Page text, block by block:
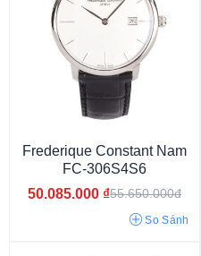
Mặt xanh dương Mặt
Mặt màu đen
Mặt màu
Mặt màu nâu
Mặt màu tím
Mặt xanh đen
Frederique Constant Nam
FC-306S4S6
50.085.000 ₫55.650.000đ
So Sánh